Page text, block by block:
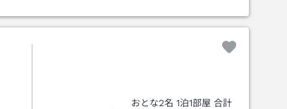
おとな2名 1泊1部屋 合計